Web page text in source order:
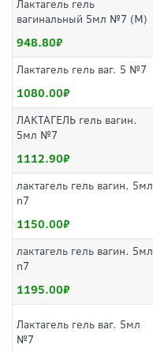
Лактагель гель
вагинальный 5мл №7 (М)
948.80
Лактагель гель ваг. 5 №7
1080.00
ЛАКТАГЕЛЬ гель вагин.
5мл №7
1112.90
лактагель гель вагин. 5мл
n7
1150.00
лактагель гель вагин. 5мл
n7
1195.00
Лактагель гель ваг. 5мл
№7